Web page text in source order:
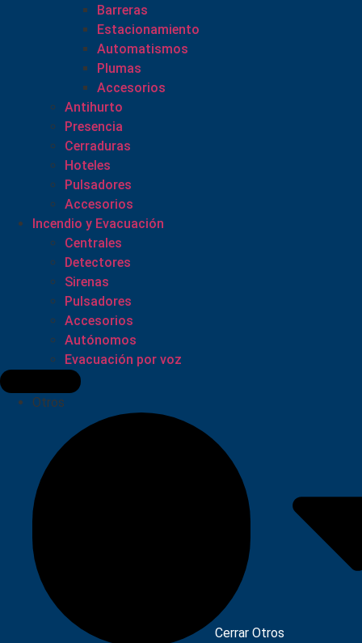
Barreras
Estacionamiento
Automatismos
Plumas
Accesorios
Antihurto
Presencia
Cerraduras
Hoteles
Pulsadores
Accesorios
Incendio y Evacuación
Centrales
Detectores
Sirenas
Pulsadores
Accesorios
Autónomos
Evacuación por voz
Otros
Cerrar Otros